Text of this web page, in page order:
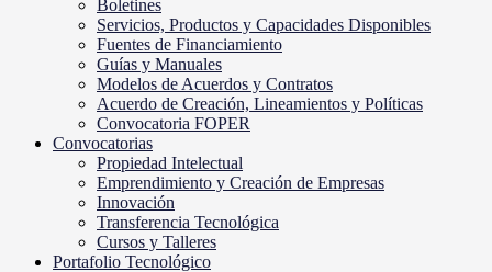
Boletines
Servicios, Productos y Capacidades Disponibles
Fuentes de Financiamiento
Guías y Manuales
Modelos de Acuerdos y Contratos
Acuerdo de Creación, Lineamientos y Políticas
Convocatoria FOPER
Convocatorias
Propiedad Intelectual
Emprendimiento y Creación de Empresas
Innovación
Transferencia Tecnológica
Cursos y Talleres
Portafolio Tecnológico